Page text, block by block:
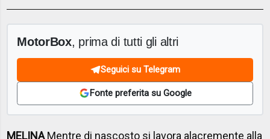
MotorBox, prima di tutti gli altri
Seguici su Telegram
Fonte preferita su Google
MELINAMentre di nascosto si lavora alacremente alla